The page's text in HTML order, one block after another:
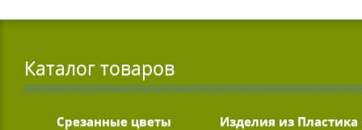
Каталог товаров
Срезанные цветы Изделия из Пластика